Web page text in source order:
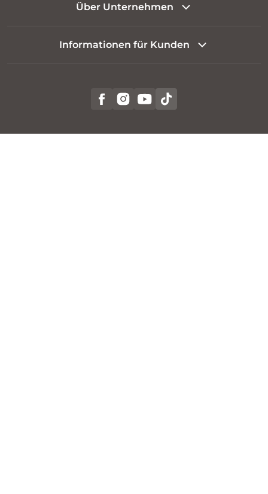
Über Unternehmen
Informationen für Kunden